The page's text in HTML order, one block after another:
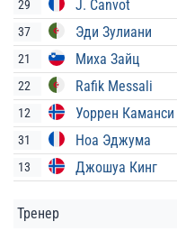
29 J. Canvot
37 Эди Зулиани
21 Миха Зайц
22 Rafik Messali
12 Уоррен Каманси
31
Ноа Эджума
13 Джошуа Кинг
Тренер